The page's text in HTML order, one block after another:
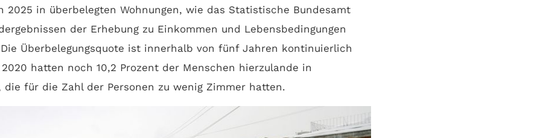
2025 in überbelegten Wohnungen, wie das Statistische Bundesamt
der Erhebung zu Einkommen und Lebensbedingungen
Überbelegungsquote ist innerhalb von fünf Jahren kontinuierlich
hatten noch 10,2 Prozent der Menschen hierzulande in
die für die Zahl der Personen zu wenig Zimmer hatten.